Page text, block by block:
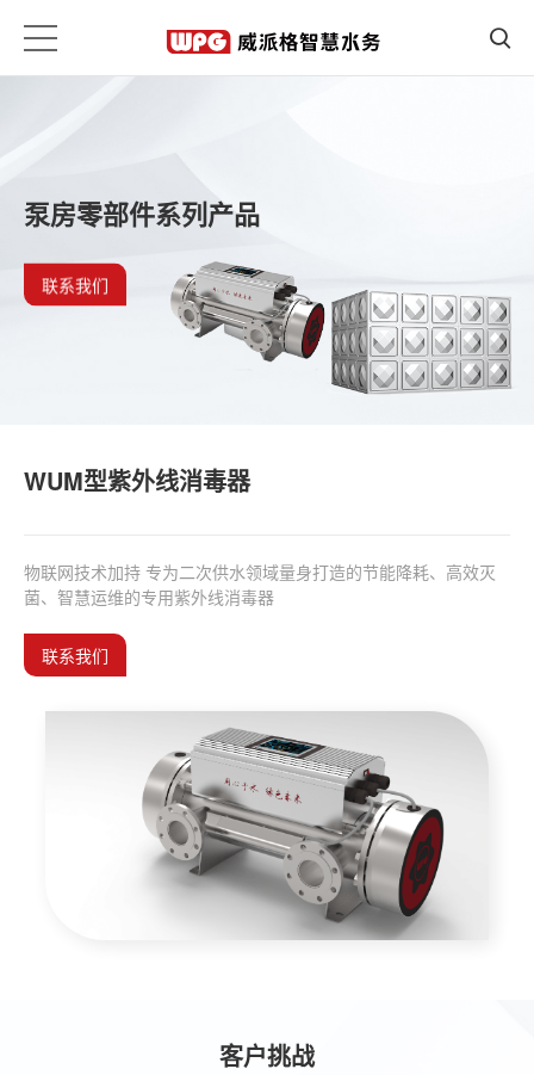
泵房零部件系列产品
联系我们
WUM型紫外线消毒器
物联网技术加持 专为二次供水领域量身打造的节能降耗、高效灭
菌、智慧运维的专用紫外线消毒器
联系我们
客户挑战